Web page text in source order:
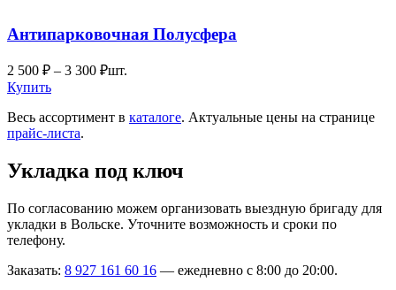
Антипарковочная Полусфера
2 500 ₽ – 3 300 ₽шт.
Купить
Весь ассортимент в каталоге. Актуальные цены на странице
прайс-листа.
Укладка под ключ
По согласованию можем организовать выездную бригаду для
укладки в Вольске. Уточните возможность и сроки по
телефону.
Заказать: 8 927 161 60 16 — ежедневно с 8:00 до 20:00.